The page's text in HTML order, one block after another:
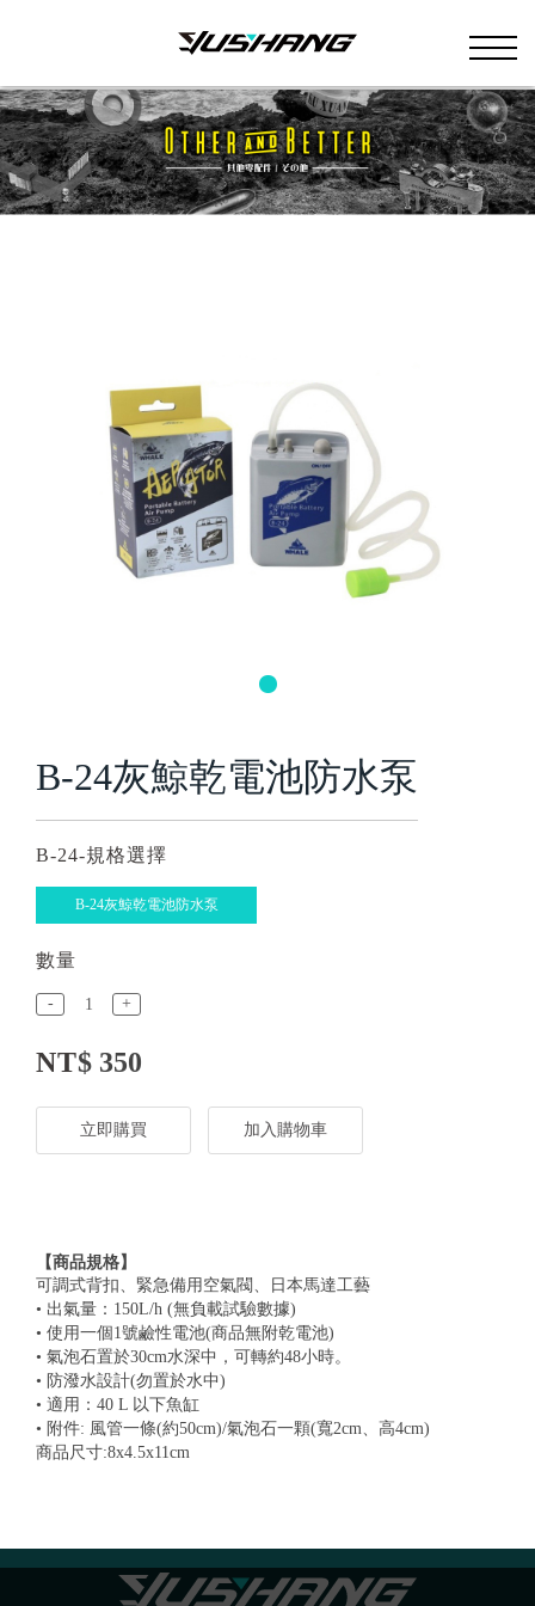
B-24灰鯨乾電池防水泵
B-24-規格選擇
B-24灰鯨乾電池防水泵
數量
- +
NT$ 350
立即購買 加入購物車
【商品規格】
可調式背扣、緊急備用空氣閥、日本馬達工藝
• 出氣量：150L/h (無負載試驗數據)
• 使用一個1號鹼性電池(商品無附乾電池)
• 氣泡石置於30cm水深中，可轉約48小時。
• 防潑水設計(勿置於水中)
• 適用：40 L 以下魚缸
• 附件: 風管一條(約50cm)/氣泡石一顆(寬2cm、高4cm)
商品尺寸:8x4.5x11cm